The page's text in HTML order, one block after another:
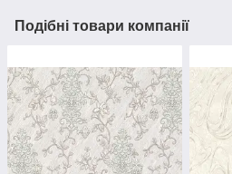
Подібні товари компанії